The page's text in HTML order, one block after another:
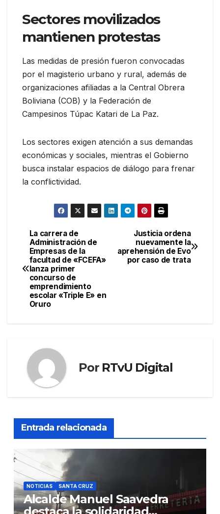
Sectores movilizados
mantienen protestas
Las medidas de presión fueron convocadas
por el magisterio urbano y rural, además de
organizaciones afiliadas a la Central Obrera
Boliviana (COB) y la Federación de
Campesinos Túpac Katari de La Paz.
Los sectores exigen atención a sus demandas
económicas y sociales, mientras el Gobierno
busca instalar espacios de diálogo para frenar
la conflictividad.
Navegación
de
entradas
Justicia ordena
nuevamente la
aprehensión de Evo
por caso de trata
La carrera de
Administración de
Empresas de la
facultad de «FCEFA»
lanza primer
concurso de
emprendimiento
escolar «Triple E» en
Oruro
Por RTvU Digital
Entrada relacionada
NOTICIAS SANTA CRUZ
Alcalde Manuel Saavedra